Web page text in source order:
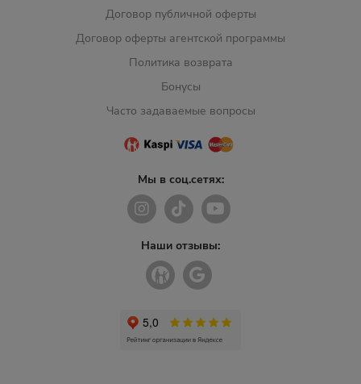
Договор публичной оферты
Договор оферты агентской программы
Политика возврата
Бонусы
Часто задаваемые вопросы
Мы в соц.сетях:
Наши отзывы: